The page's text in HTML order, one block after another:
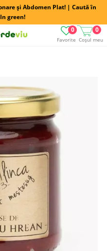
și Abdomen Plat! | Caută în
green!
Favorite
0
Coșul meu
0